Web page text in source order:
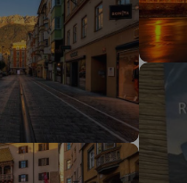
Sie, das Ziel zu ändern.
hat, wird er zurück sein.